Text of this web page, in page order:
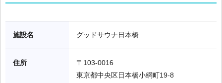
施設名 グッドサウナ日本橋
住所
〒103-0016
東京都中央区日本橋小網町19-8